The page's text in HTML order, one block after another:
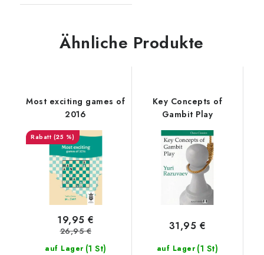
Ähnliche Produkte
Most exciting games of
2016
(25 %)
auf Lager (1 St)
19,95 €
26,95 €
Key Concepts of
Gambit Play
auf Lager (1 St)
31,95 €